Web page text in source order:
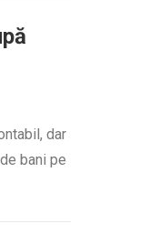
dar
bani pe